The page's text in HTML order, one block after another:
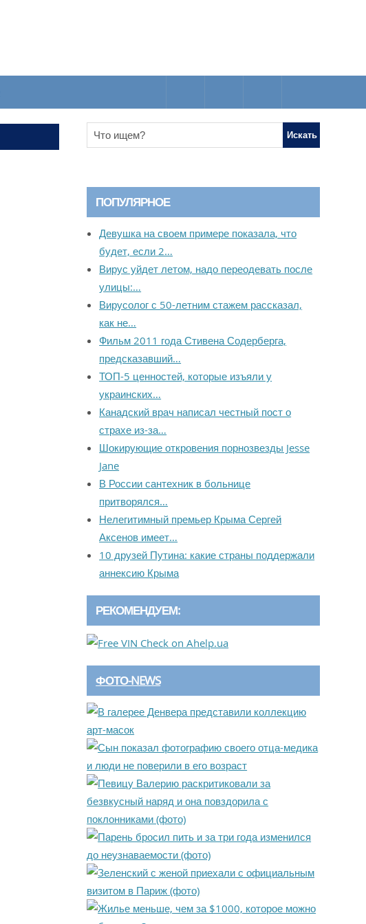
ПОПУЛЯРНОЕ
Девушка на своем примере показала, что
будет, если 2…
Вирус уйдет летом, надо переодевать после
улицы:…
Вирусолог с 50-летним стажем рассказал,
как не…
Фильм 2011 года Стивена Содерберга,
предсказавший…
ТОП-5 ценностей, которые изъяли у
украинских…
Канадский врач написал честный пост о
страхе из-за…
Шокирующие откровения порнозвезды Jesse
Jane
В России сантехник в больнице
притворялся…
Нелегитимный премьер Крыма Сергей
Аксенов имеет…
10 друзей Путина: какие страны поддержали
аннексию Крыма
РЕКОМЕНДУЕМ:
ФОТО-NEWS